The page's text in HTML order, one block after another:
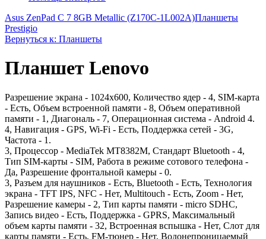
Asus ZenPad C 7 8GB Metallic (Z170C-1L002A)Планшеты
Prestigio
Вернуться к: Планшеты
Планшет Lenovo
Разрешение экрана - 1024x600, Количество ядер - 4, SIM-карта
- Есть, Объем встроенной памяти - 8, Объем оперативной
памяти - 1, Диагональ - 7, Операционная система - Android 4.
4, Навигация - GPS, Wi-Fi - Есть, Поддержка сетей - 3G,
Частота - 1.
3, Процессор - MediaTek MT8382М, Стандарт Bluetooth - 4,
Тип SIM-карты - SIM, Работа в режиме сотового телефона -
Да, Разрешение фронтальной камеры - 0.
3, Разъем для наушников - Есть, Bluetooth - Есть, Технология
экрана - TFT IPS, NFC - Нет, Multitouch - Есть, Zoom - Нет,
Разрешение камеры - 2, Тип карты памяти - micro SDHC,
Запись видео - Есть, Поддержка - GPRS, Максимальный
объем карты памяти - 32, Встроенная вспышка - Нет, Слот для
карты памяти - Есть, FM-тюнер - Нет, Водонепроницаемый